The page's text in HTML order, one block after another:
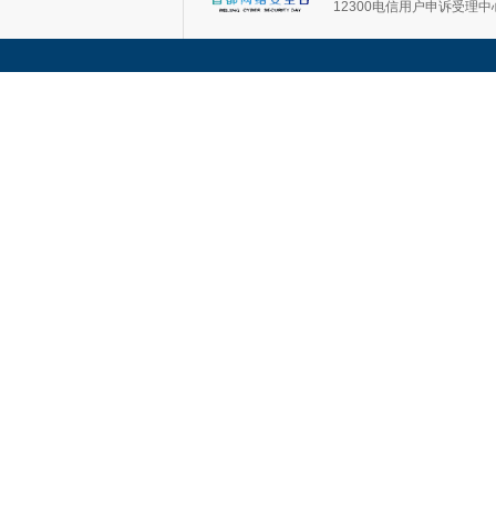
12300电信用户申诉受理中